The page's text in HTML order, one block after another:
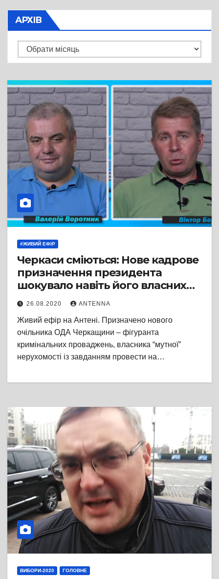
АРХІВ
Архів
#ЖИВИЙ ЕФІР
Черкаси сміються: Нове кадрове
призначення президента
шокувало навіть його власних
прихильників
26.08.2020 ANTENNA
Живий ефір на Антені. Призначено нового
очільника ОДА Черкащини – фігуранта
кримінальних проваджень, власника “мутної”
нерухомості із завданням провести на…
ВИБОРИ-2020 ГОЛОВНЕ